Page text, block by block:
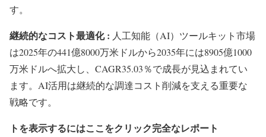
す。
継続的なコスト最適化 : 人工知能（AI）ツールキット市場
は2025年の441億8000万米ドルから2035年には8905億1000
万米ドルへ拡大し、CAGR35.03％で成長が見込まれてい
ます。AI活用は継続的な調達コスト削減を支える重要な
戦略です。
トを表示するにはここをクリック完全なレポート